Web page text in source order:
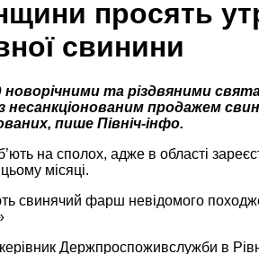
просять
свинини
новорічними та різдвяними
несанкціонованим продажем
пише Північ-інфо.
на сполох, адже в області
місяці.
свинячий фарш невідомого
Держпроспоживслужби в